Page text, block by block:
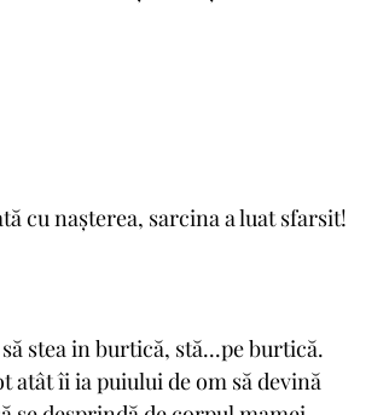
cu nașterea, sarcina a luat sfarsit!
stea in burtică, stă...pe burtică.
atât îi ia puiului de om să devină